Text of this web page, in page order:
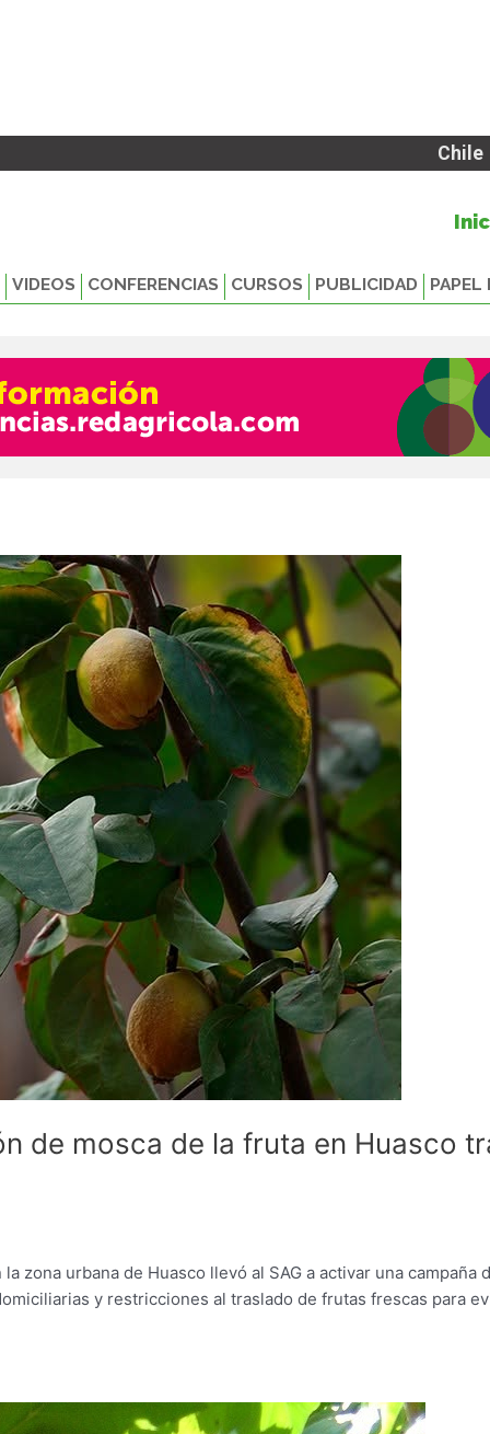
Chile
VIDEOS CONFERENCIAS CURSOS PUBLICIDAD PAPEL
de mosca de la fruta en Huasco
zona urbana de Huasco llevó al SAG a activar una campaña
y restricciones al traslado de frutas frescas para